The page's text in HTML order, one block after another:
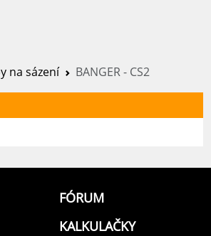
na sázení BANGER - CS2
FÓRUM
KALKULAČKY